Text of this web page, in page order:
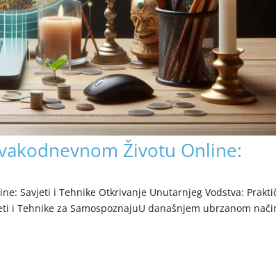
Životu Online:
Savjeti i Tehnike Otkrivanje Unutarnjeg Vodstva:
i Tehnike za SamospoznajuU današnjem ubrzanom